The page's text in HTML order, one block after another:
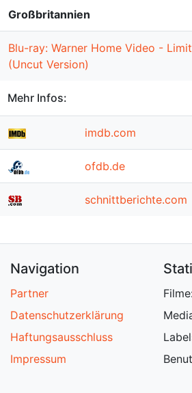
Großbritannien
Blu-ray: Warner Home Video -
(Uncut Version)
Mehr Infos:
imdb.com
ofdb.de
schnittberichte.com
Navigation
Partner
Datenschutzerklärung
Haftungsausschluss
Impressum